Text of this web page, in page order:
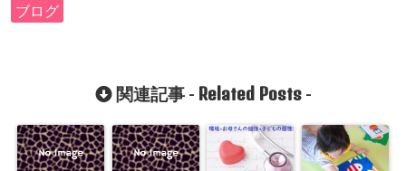
ブログ
関連記事 - Related Posts-